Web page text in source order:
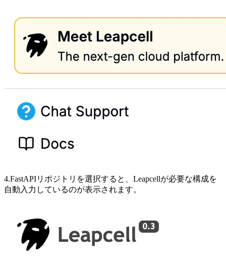
4.FastAPIリポジトリを選択すると、Leapcellが必要な構成を
自動入力しているのが表示されます。